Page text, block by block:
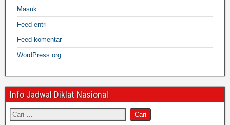
Masuk
Feed entri
Feed komentar
WordPress.org
Info Jadwal Diklat Nasional